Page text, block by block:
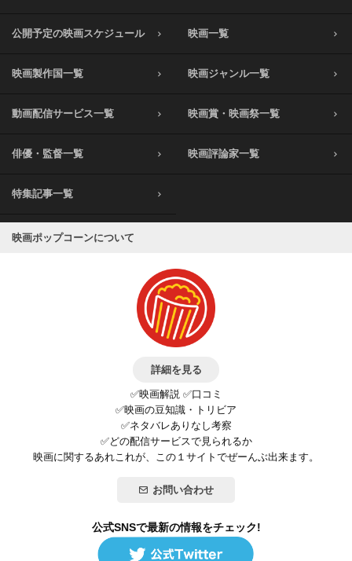
公開予定の映画スケジュール 映画一覧
映画製作国一覧 映画ジャンル一覧
動画配信サービス一覧 映画賞・映画祭一覧
俳優・監督一覧 映画評論家一覧
特集記事一覧
映画ポップコーンについて
詳細を見る
✅映画解説 ✅口コミ
✅映画の豆知識・トリビア
✅ネタバレありなし考察
✅どの配信サービスで見られるか
映画に関するあれこれが、この１サイトでぜーんぶ出来ます。
お問い合わせ
公式SNSで最新の情報をチェック!